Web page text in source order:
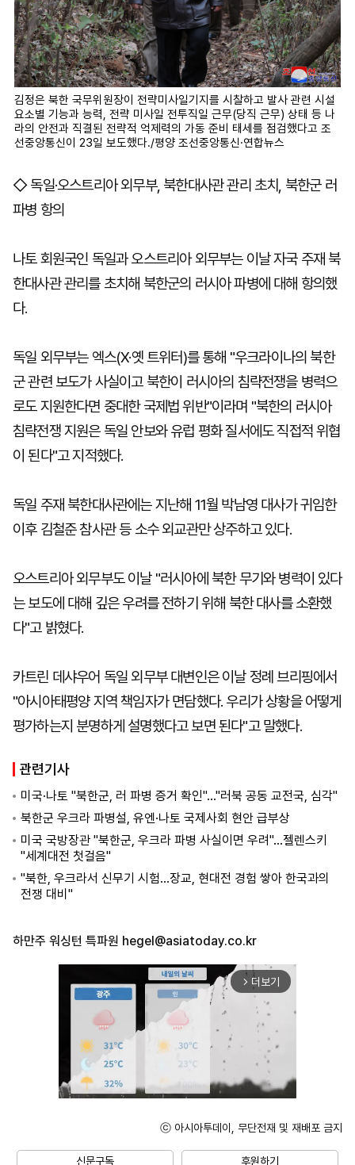
김정은 북한 국무위원장이 전략미사일기지를 시찰하고 발사 관련 시설
요소별 기능과 능력, 전략 미사일 전투직일 근무(당직 근무) 상태 등 나
라의 안전과 직결된 전략적 억제력의 가동 준비 태세를 점검했다고 조
선중앙통신이 23일 보도했다./평양 조선중앙통신·연합뉴스
◇ 독일·오스트리아 외무부, 북한대사관 관리 초치, 북한군 러
파병 항의
나토 회원국인 독일과 오스트리아 외무부는 이날 자국 주재 북
한대사관 관리를 초치해 북한군의 러시아 파병에 대해 항의했
다.
독일 외무부는 엑스(X·옛 트위터)를 통해 "우크라이나의 북한
군 관련 보도가 사실이고 북한이 러시아의 침략전쟁을 병력으
로도 지원한다면 중대한 국제법 위반"이라며 "북한의 러시아
침략전쟁 지원은 독일 안보와 유럽 평화 질서에도 직접적 위협
이 된다"고 지적했다.
독일 주재 북한대사관에는 지난해 11월 박남영 대사가 귀임한
이후 김철준 참사관 등 소수 외교관만 상주하고 있다.
오스트리아 외무부도 이날 "러시아에 북한 무기와 병력이 있다
는 보도에 대해 깊은 우려를 전하기 위해 북한 대사를 소환했
다"고 밝혔다.
카트린 데샤우어 독일 외무부 대변인은 이날 정례 브리핑에서
"아시아태평양 지역 책임자가 면담했다. 우리가 상황을 어떻게
평가하는지 분명하게 설명했다고 보면 된다"고 말했다.
관련기사
미국·나토 "북한군, 러 파병 증거 확인"..."러북 공동 교전국, 심각"
북한군 우크라 파병설, 유엔·나토 국제사회 현안 급부상
미국 국방장관 "북한군, 우크라 파병 사실이면 우려"...젤렌스키
"세계대전 첫걸음"
"북한, 우크라서 신무기 시험...장교, 현대전 경험 쌓아 한국과의
전쟁 대비"
하만주 워싱턴 특파원 hegel@asiatoday.co.kr
arrow_forward_ios 더보기
ⓒ 아시아투데이, 무단전재 및 재배포 금지
신문구독 후원하기